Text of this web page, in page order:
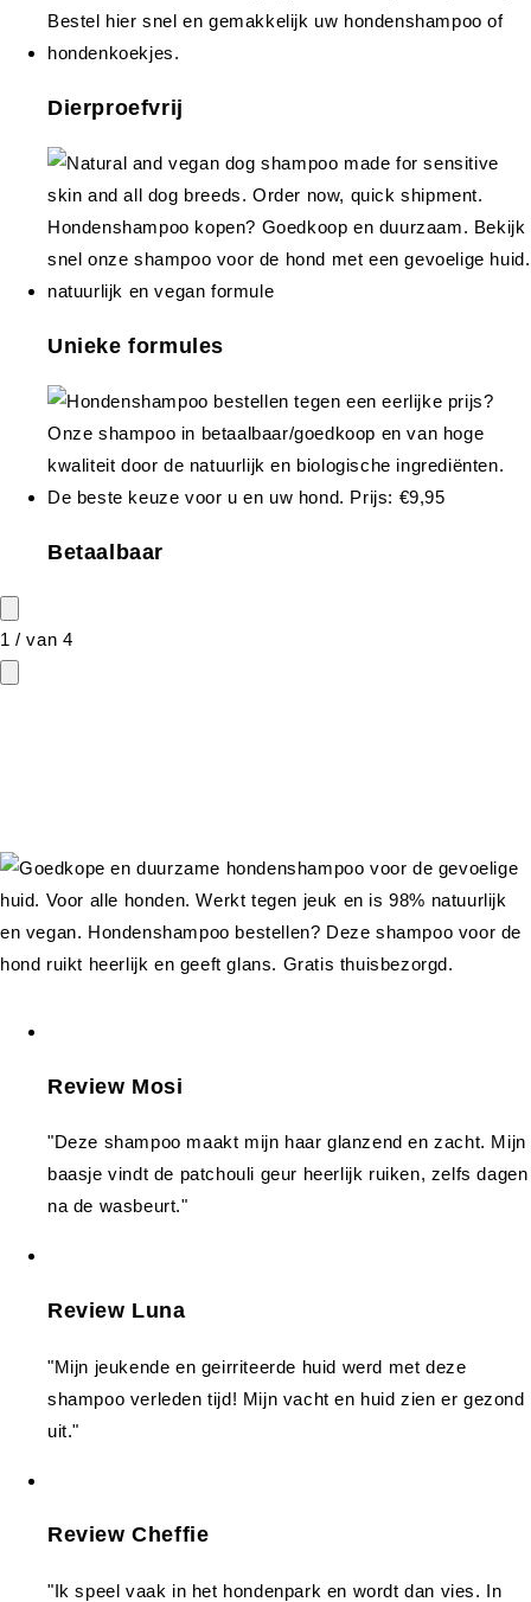
Dierproefvrij
Unieke formules
Betaalbaar
1 /van 4
Review Mosi
"Deze shampoo maakt mijn haar glanzend en zacht. Mijn
baasje vindt de patchouli geur heerlijk ruiken, zelfs dagen
na de wasbeurt."
Review Luna
"Mijn jeukende en geirriteerde huid werd met deze
shampoo verleden tijd! Mijn vacht en huid zien er gezond
uit."
Review Cheffie
"Ik speel vaak in het hondenpark en wordt dan vies. In